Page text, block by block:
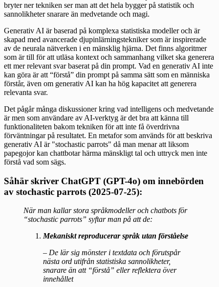
bryter ner tekniken ser man att det hela bygger på statistik och
sannolikheter snarare än medvetande och magi.
Generativ AI är baserad på komplexa statistiska modeller och är
skapad med avancerade djupinlärningstekniker som är inspirerade
av de neurala nätverken i en mänsklig hjärna. Det finns algoritmer
som är till för att utläsa kontext och sammanhang vilket ska generera
ett mer relevant svar baserat på din prompt. Vad en generativ AI inte
kan göra är att “förstå” din prompt på samma sätt som en människa
förstår, även om generativ AI kan ha hög kapacitet att generera
relevanta svar.
Det pågår många diskussioner kring vad intelligens och medvetande
är men som användare av AI-verktyg är det bra att känna till
funktionaliteten bakom tekniken för att inte få överdrivna
förväntningar på resultatet. En metafor som används för att beskriva
generativ AI är "stochastic parrots" då man menar att liksom
papegojor kan chattbotar härma mänskligt tal och uttryck men inte
förstå vad som sägs.
Såhär skriver ChatGPT (GPT-4o) om innebörden
av stochastic parrots (2025-07-25):
När man kallar stora språkmodeller och chatbots för
“stochastic parrots” syftar man på att de:
Mekaniskt reproducerar språk utan förståelse
– De lär sig mönster i textdata och förutspår
nästa ord utifrån statistiska sannolikheter,
snarare än att “förstå” eller reflektera över
innehållet